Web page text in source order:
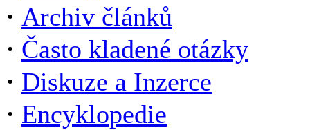
· Archiv článků
· Často kladené otázky
· Diskuze a Inzerce
· Encyklopedie